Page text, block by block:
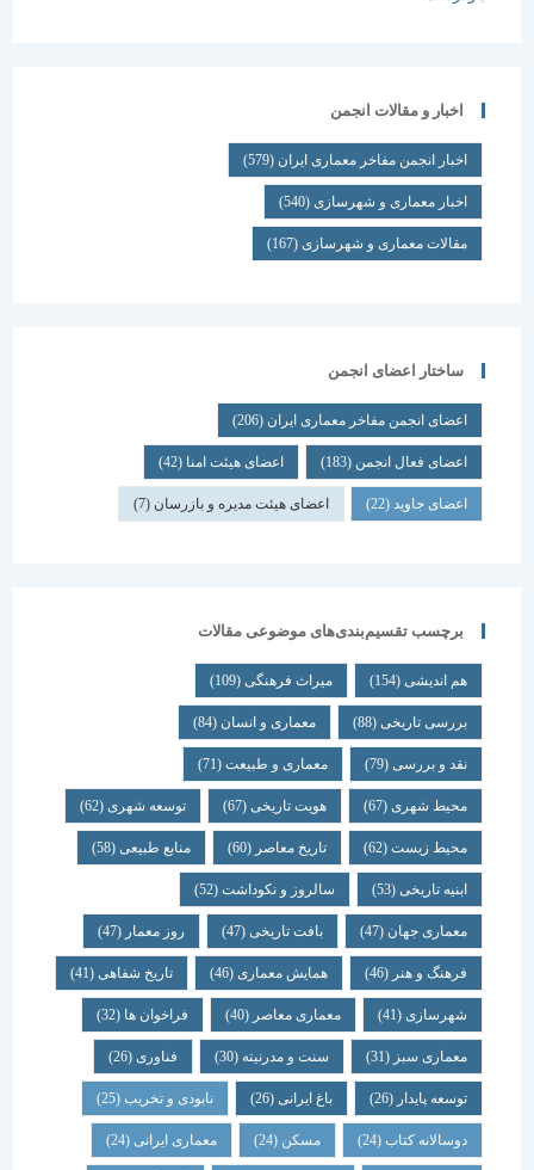
اخبار و مقالات انجمن
اخبار انجمن مفاخر معماری ایران (579)
اخبار معماری و شهرسازی(540)
مقالات معماری و شهرسازی(167)
ساختار اعضای انجمن
اعضای انجمن مفاخر معماری ایران (206)
اعضای فعال انجمن(183) اعضای هیئت امنا(42)
اعضای جاوید(22) اعضای هیئت مدیره و بازرسان(7)
برچسب تقسیم‌بندی‌های موضوعی مقالات
هم اندیشی (154) میراث فرهنگی (109)
بررسی تاریخی (88) معماری و انسان (84)
نقد و بررسی (79) معماری و طبیعت (71)
محیط شهری(67) هویت تاریخی(67) توسعه شهری(62)
محیط زیست(62) تاریخ معاصر(60) منابع طبیعی(58)
ابنیه تاریخی(53) سالروز و نکوداشت(52)
معماری جهان (47) بافت تاریخی(47) روز معمار(47)
فرهنگ و هنر(46) همایش معماری (46) تاریخ شفاهی (41)
شهرسازی(41) معماری معاصر(40) فراخوان ها (32)
معماری سبز(31) سنت و مدرنیته(30) فناوری (26)
توسعه پایدار(26) باغ ایرانی(26) نابودی و تخریب(25)
دوسالانه کتاب(24) مسکن (24) معماری ایرانی(24)